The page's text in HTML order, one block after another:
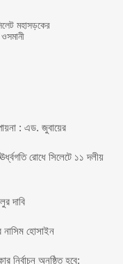
মহাসড়কের
: এড. জুবায়ের
রোধে সিলেটে ১১ দলীয়
দাবি
নাসিম হোসাইন
নির্বাচন অনুষ্ঠিত হবে: